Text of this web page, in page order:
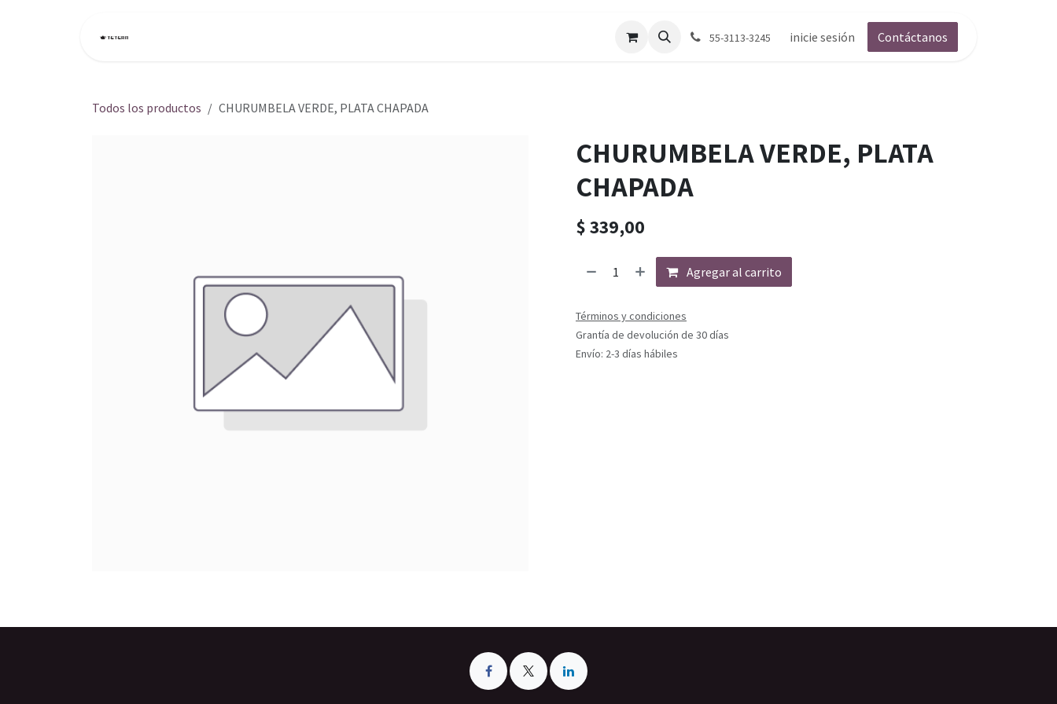
55-3113-3245 inicie sesión Contáctanos
Todos los productos CHURUMBELA VERDE, PLATA CHAPADA
CHURUMBELA VERDE, PLATA
CHAPADA
$339,00
Agregar al carrito
Términos y condiciones
Grantía de devolución de 30 días
Envío: 2-3 días hábiles